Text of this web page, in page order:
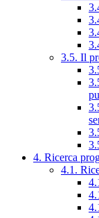
3.5. Il
4. Ricerca
4.1.